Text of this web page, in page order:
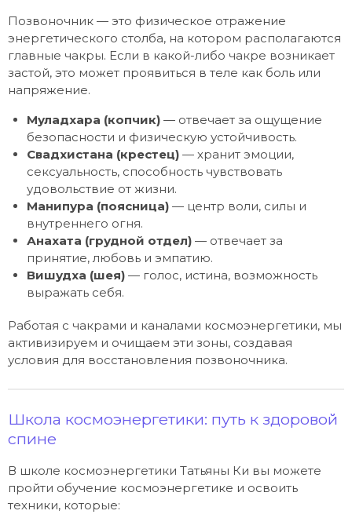
Позвоночник — это физическое отражение
энергетического столба, на котором располагаются
главные чакры. Если в какой-либо чакре возникает
застой, это может проявиться в теле как боль или
напряжение.
Муладхара (копчик) — отвечает за ощущение
безопасности и физическую устойчивость.
Свадхистана (крестец) — хранит эмоции,
сексуальность, способность чувствовать
удовольствие от жизни.
Манипура (поясница) — центр воли, силы и
внутреннего огня.
Анахата (грудной отдел) — отвечает за
принятие, любовь и эмпатию.
Вишудха (шея) — голос, истина, возможность
выражать себя.
Работая с чакрами и каналами космоэнергетики, мы
активизируем и очищаем эти зоны, создавая
условия для восстановления позвоночника.
Школа космоэнергетики: путь к здоровой
спине
В школе космоэнергетики Татьяны Ки вы можете
пройти обучение космоэнергетике и освоить
техники, которые: